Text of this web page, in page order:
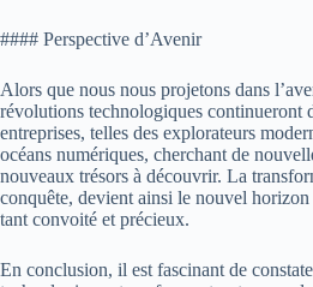
#### Perspective d’Avenir
Alors que nous nous projetons dans
révolutions technologiques continueront
entreprises, telles des explorateurs
océans numériques, cherchant de
nouveaux trésors à découvrir. La
conquête, devient ainsi le nouvel horizon
tant convoité et précieux.
En conclusion, il est fascinant de